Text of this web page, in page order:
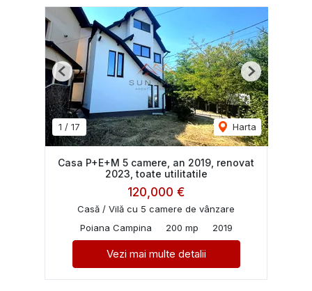
1 / 17 Harta
Previous Next
Casa P+E+M 5 camere, an 2019, renovat
2023, toate utilitatile
120,000 €
Casă / Vilă cu 5 camere de vânzare
Poiana Campina
200 mp 2019
Vezi mai multe detalii